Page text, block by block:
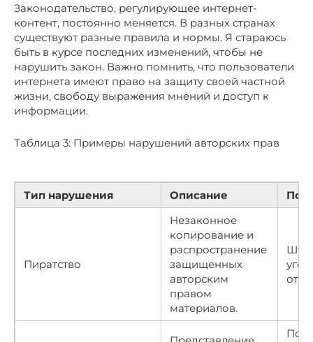
Законодательство, регулирующее интернет-
контент, постоянно меняется. В разных странах
существуют разные правила и нормы. Я стараюсь
быть в курсе последних изменений, чтобы не
нарушить закон. Важно помнить, что пользователи
интернета имеют право на защиту своей частной
жизни, свободу выражения мнений и доступ к
информации.
Таблица 3: Примеры нарушений авторских прав
Тип нарушения Описание
Пиратство
Незаконное
копирование и
распространение
защищенных
авторским
правом
материалов.